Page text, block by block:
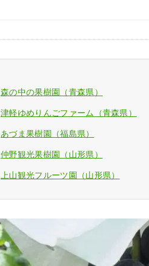
森の中の果樹園（青森県）
津軽ゆめりんごファーム（青森県）
あづま果樹園（福島県）
仲野観光果樹園（山形県）
上山観光フルーツ園（山形県）